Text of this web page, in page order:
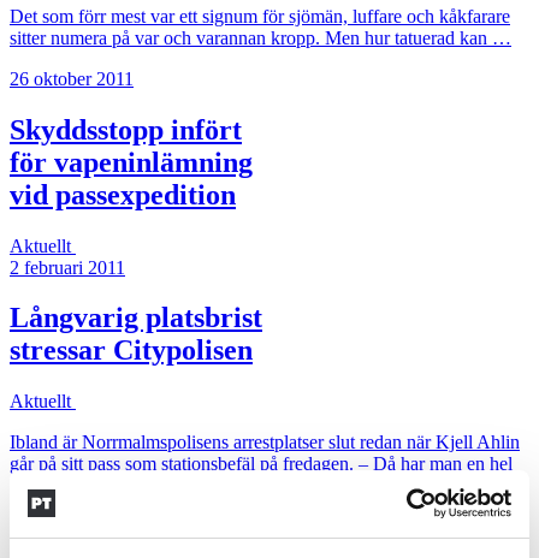
Det som förr mest var ett signum för sjömän, luffare och kåkfarare
sitter numera på var och varannan kropp. Men hur tatuerad kan …
26 oktober 2011
Skyddsstopp infört
för vapeninlämning
vid passexpedition
Aktuellt
2 februari 2011
Långvarig platsbrist
stressar Citypolisen
Aktuellt
Ibland är Norrmalmspolisens arrestplatser slut redan när Kjell Ahlin
går på sitt pass som stationsbefäl på fredagen. – Då har man en hel
…
Andra läser